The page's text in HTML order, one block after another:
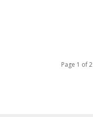
Page 1 of 2